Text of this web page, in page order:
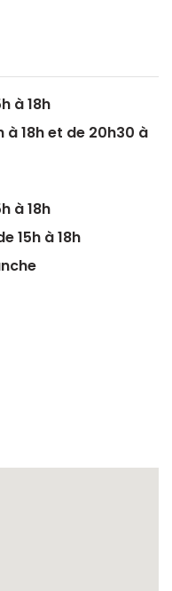
à 18h
à 18h et de 20h30 à
à 18h
15h à 18h